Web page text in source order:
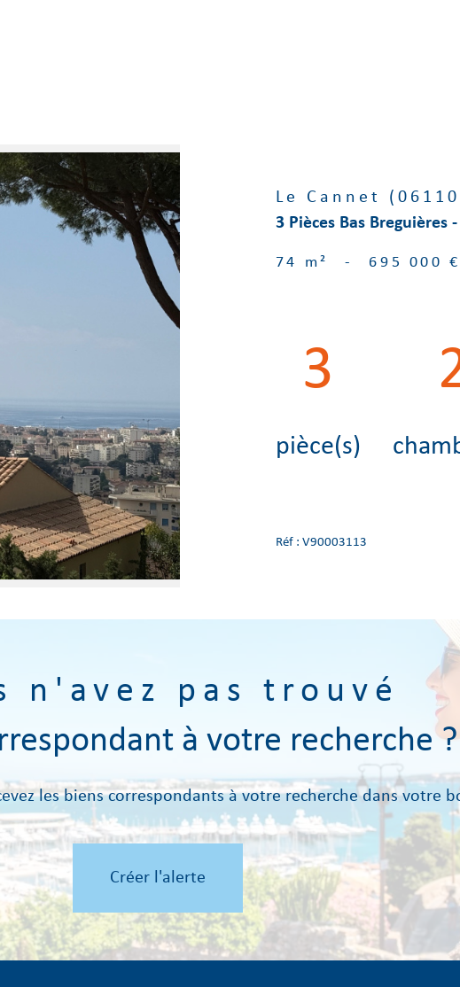
Le Cannet
3 Pièces Bas Breguières -
74 m² - 695 000 €
3
pièce(s)
Réf : V90003113
n'avez pas trouvé
à votre recherche ?
les biens correspondants à votre recherche dans votre
Créer l'alerte